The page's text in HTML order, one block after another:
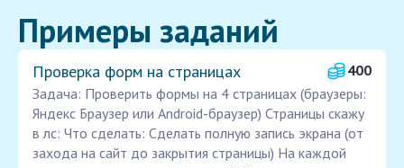
Примеры заданий
Проверка форм на страницах
400
Задача: Проверить формы на 4 страницах (браузеры:
Яндекс Браузер или Android-браузер) Страницы скажу
в лс: Что сделать: Сделать полную запись экрана (от
захода на сайт до закрытия страницы) На каждой